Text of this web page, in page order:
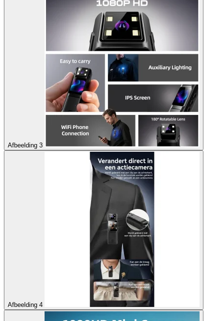
Afbeelding 3
Afbeelding 4